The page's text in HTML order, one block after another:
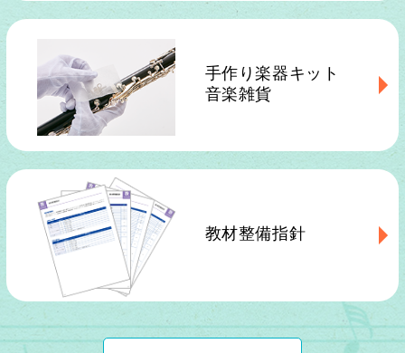
手作り楽器キット
音楽雑貨
教材整備指針